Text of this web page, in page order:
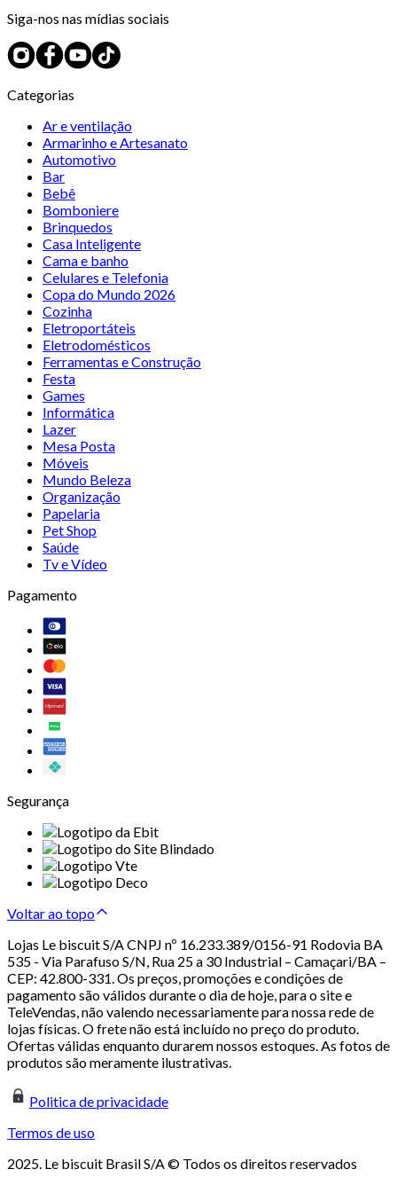
Siga-nos nas mídias sociais
Categorias
Ar e ventilação
Armarinho e Artesanato
Automotivo
Bar
Bebê
Bomboniere
Brinquedos
Casa Inteligente
Cama e banho
Celulares e Telefonia
Copa do Mundo 2026
Cozinha
Eletroportáteis
Eletrodomésticos
Ferramentas e Construção
Festa
Games
Informática
Lazer
Mesa Posta
Móveis
Mundo Beleza
Organização
Papelaria
Pet Shop
Saúde
Tv e Vídeo
Pagamento
Segurança
Voltar ao topo
Lojas Le biscuit S/A CNPJ nº 16.233.389/0156-91 Rodovia BA
535 - Via Parafuso S/N, Rua 25 a 30 Industrial – Camaçari/BA –
CEP: 42.800-331. Os preços, promoções e condições de
pagamento são válidos durante o dia de hoje, para o site e
TeleVendas, não valendo necessariamente para nossa rede de
lojas físicas. O frete não está incluído no preço do produto.
Ofertas válidas enquanto durarem nossos estoques. As fotos de
produtos são meramente ilustrativas.
Politica de privacidade
Termos de uso
2025. Le biscuit Brasil S/A © Todos os direitos reservados